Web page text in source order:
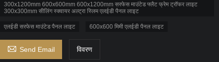
300x1200mm 600x600mm 600x1200mm सरफेस माउंटेड फ्लैट फ्रेम ट्रॉफर लाइट
300x300mm सीलिंग स्क्वायर अल्ट्रा स्लिम एलईडी पैनल लाइट
एलईडी सरफेस माउंटेड पैनल लाइट 600x600 मिमी एलईडी पैनल लाइट
 Send Email विवरण